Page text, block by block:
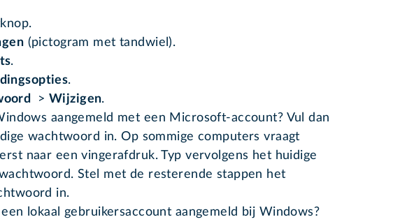
(pictogram met tandwiel).
.
.
> Wijzigen.
aangemeld met een Microsoft-account? Vul dan
wachtwoord in. Op sommige computers vraagt
naar een vingerafdruk. Typ vervolgens het huidige
Stel met de resterende stappen het
in.
lokaal gebruikersaccount aangemeld bij Windows?